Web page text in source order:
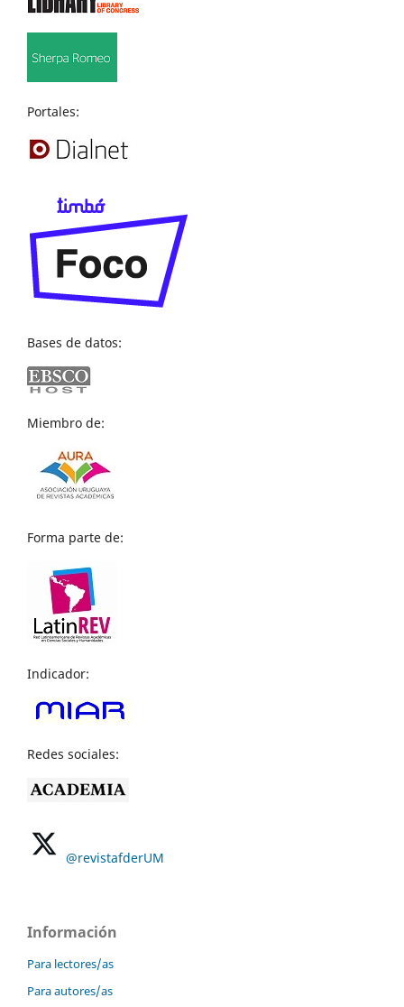
Portales:
Bases de datos:
Miembro de:
Forma parte de:
Indicador:
Redes sociales:
@revistafderUM
Información
Para lectores/as
Para autores/as